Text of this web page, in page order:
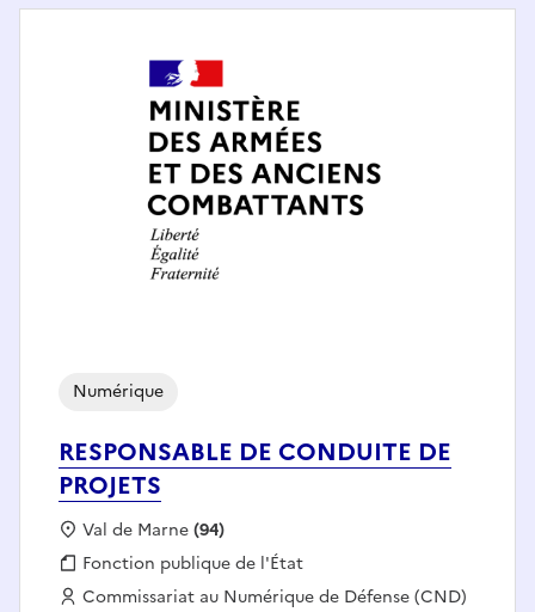
RESPONSABLE DE CONDUITE DE
PROJETS
Numérique
Localisation :
Val de Marne(94)
Fonction publique :
Fonction publique de l'État
Employeur :
Commissariat au Numérique de Défense (CND)